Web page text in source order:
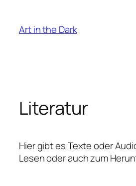
springen
Art in the Dark
Literatur
Hier gibt es Texte oder
Lesen oder auch zum